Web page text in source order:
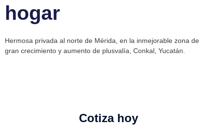
hogar
Hermosa privada al norte de Mérida, en la inmejorable zona de
gran crecimiento y aumento de plusvalía, Conkal, Yucatán.
Cotiza hoy